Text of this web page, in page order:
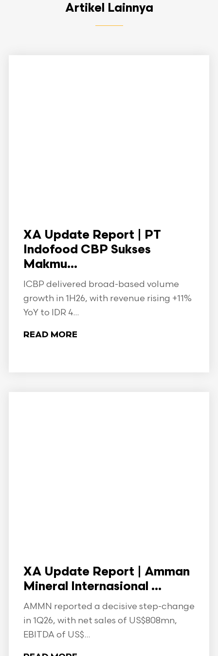
Artikel Lainnya
XA Update Report | PT
Indofood CBP Sukses
Makmu...
ICBP delivered broad-based volume
growth in 1H26, with revenue rising +11%
YoY to IDR 4...
READ MORE
XA Update Report | Amman
Mineral Internasional ...
AMMN reported a decisive step-change
in 1Q26, with net sales of US$808mn,
EBITDA of US$...